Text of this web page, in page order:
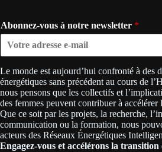
Abonnez-vous à notre newsletter *
Le monde est aujourd’hui confronté à des
énergétiques sans précédent au cours de
nous pensons que les collectifs et
des femmes peuvent contribuer à accélérer
Que ce soit par les projets, la recherche,
communication ou la formation, nous
acteurs des Réseaux Énergétiques
Engagez-vous et accélérons la transition